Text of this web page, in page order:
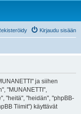
Kirjaudu sisään
ja siihen
"MUNANETTI",
"heitä", "heidän", "phpBB-
Tiimit") käyttävät